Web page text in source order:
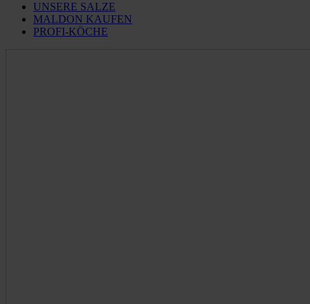
UNSERE SALZE
MALDON KAUFEN
PROFI-KÖCHE